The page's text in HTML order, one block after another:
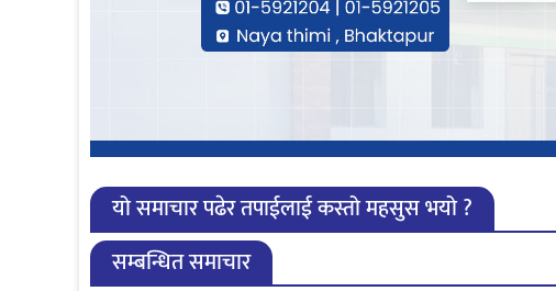
यो समाचार पढेर तपाईलाई कस्तो महसुस भयो ?
सम्बन्धित समाचार